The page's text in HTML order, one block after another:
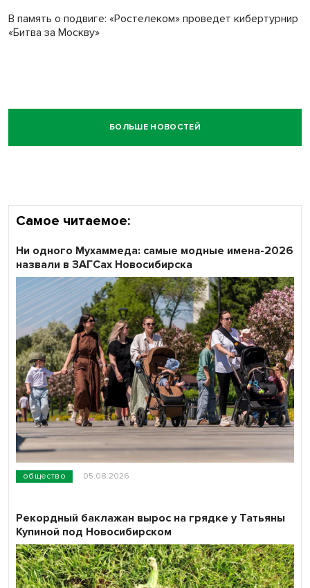
В память о подвиге: «Ростелеком» проведет кибертурнир
«Битва за Москву»
БОЛЬШЕ НОВОСТЕЙ
Самое читаемое:
общество 05.08.2026
Ни одного Мухаммеда: самые модные имена-2026
назвали в ЗАГСах Новосибирска
Рекордный баклажан вырос на грядке у Татьяны
Купиной под Новосибирском